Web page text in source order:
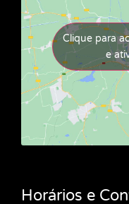
Clique para
e
Horários e